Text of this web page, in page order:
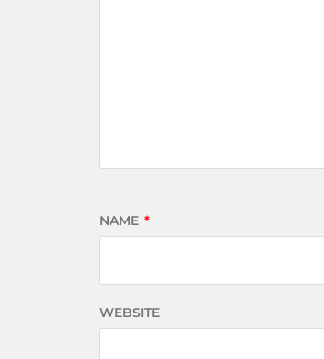
NAME *
WEBSITE